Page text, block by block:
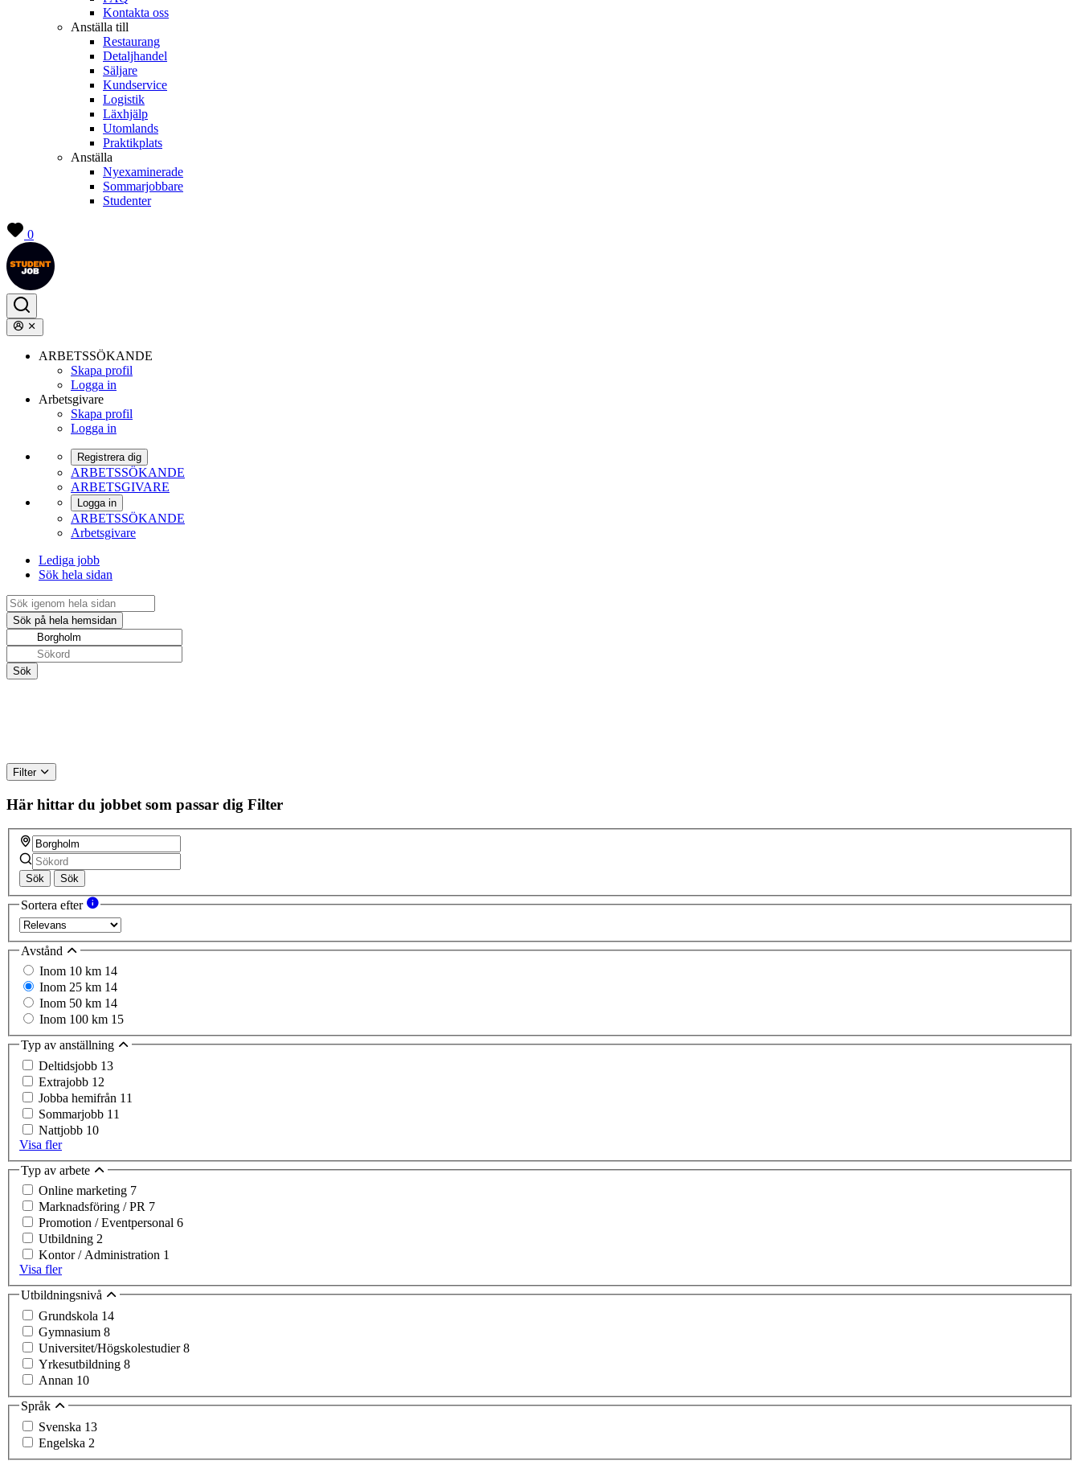
Kontakta oss
Anställa till
Restaurang
Detaljhandel
Säljare
Kundservice
Logistik
Läxhjälp
Utomlands
Praktikplats
Anställa
Nyexaminerade
Sommarjobbare
Studenter
0
ARBETSSÖKANDE
Skapa profil
Logga in
Arbetsgivare
Skapa profil
Logga in
Registrera dig
ARBETSSÖKANDE
ARBETSGIVARE
Logga in
ARBETSSÖKANDE
Arbetsgivare
Lediga jobb
Sök hela sidan
Filter
Här hittar du jobbet som passar dig Filter
Sök Sök
Sortera efter
Avstånd
Inom 10 km 14
Inom 25 km 14
Inom 50 km 14
Inom 100 km 15
Typ av anställning
Deltidsjobb 13
Extrajobb 12
Jobba hemifrån 11
Sommarjobb 11
Nattjobb 10
Visa fler
Typ av arbete
Online marketing 7
Marknadsföring / PR 7
Promotion / Eventpersonal 6
Utbildning 2
Kontor / Administration 1
Visa fler
Utbildningsnivå
Grundskola 14
Gymnasium 8
Universitet/Högskolestudier8
Yrkesutbildning 8
Annan 10
Språk
Svenska 13
Engelska 2